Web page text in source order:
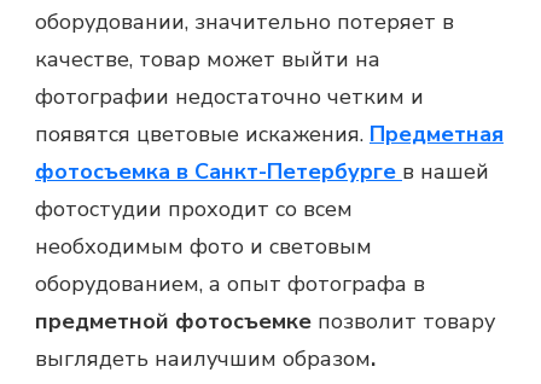
оборудовании, значительно потеряет в
качестве, товар может выйти на
фотографии недостаточно четким и
появятся цветовые искажения. Предметная
фотосъемка в Санкт-Петербурге в нашей
фотостудии проходит со всем
необходимым фото и световым
оборудованием, а опыт фотографа в
предметной фотосъемке позволит товару
выглядеть наилучшим образом.